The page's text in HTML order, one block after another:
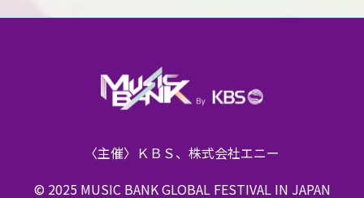
〈主催〉ＫＢＳ、株式会社エニー
© 2025 MUSIC BANK GLOBAL FESTIVAL IN JAPAN